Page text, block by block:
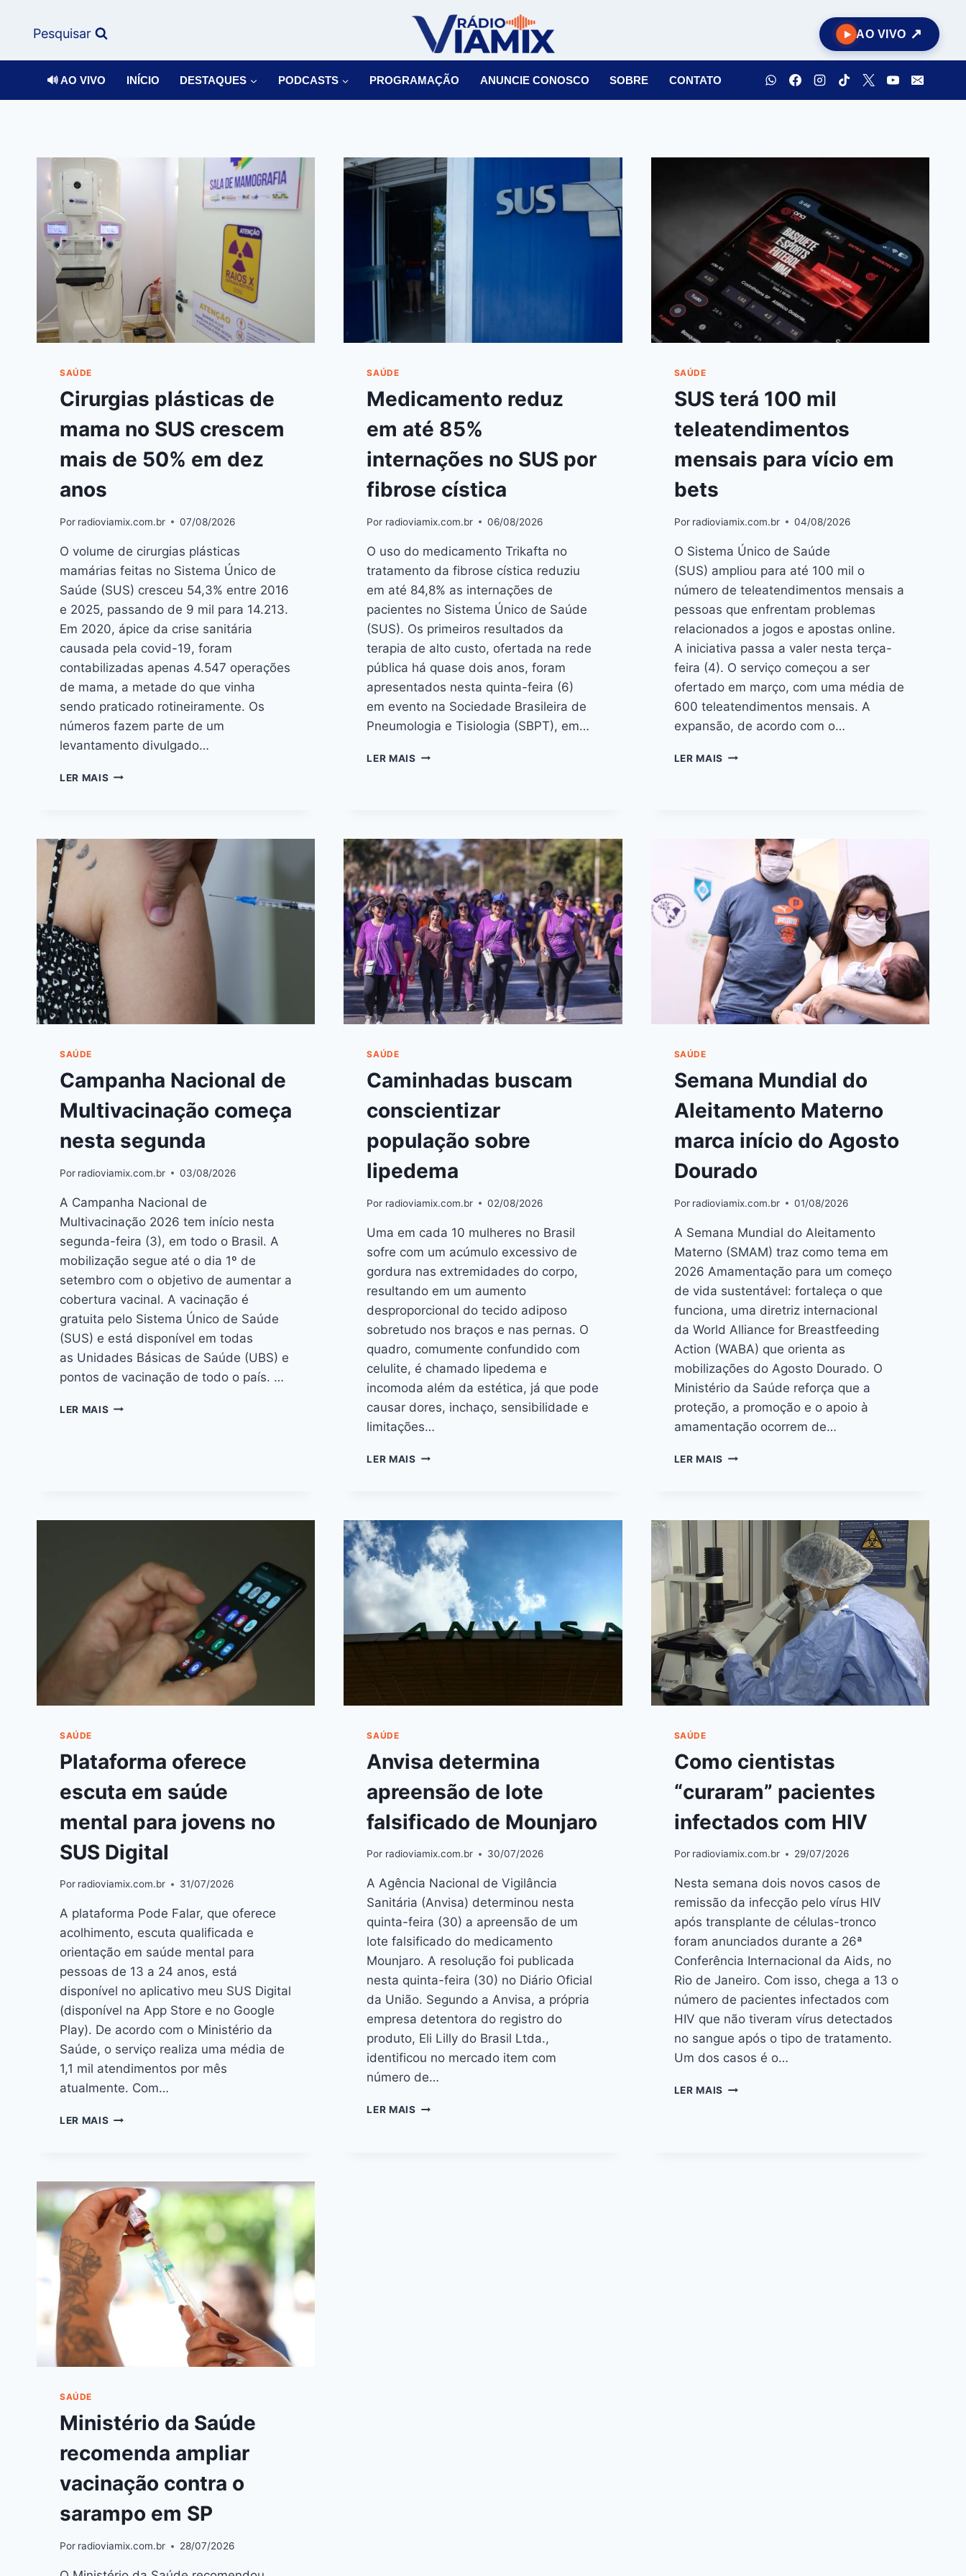
Pesquisar AO VIVO
🔊 AO VIVO INÍCIO DESTAQUES PODCASTS PROGRAMAÇÃO ANUNCIE CONOSCO SOBRE CONTATO
SAÚDE
Cirurgias plásticas de
mama no SUS crescem
mais de 50% em dez
anos
Por radioviamix.com.br 07/08/2026
O volume de cirurgias plásticas
mamárias feitas no Sistema Único de
Saúde (SUS) cresceu 54,3% entre 2016
e 2025, passando de 9 mil para 14.213.
Em 2020, ápice da crise sanitária
causada pela covid-19, foram
contabilizadas apenas 4.547 operações
de mama, a metade do que vinha
sendo praticado rotineiramente. Os
números fazem parte de um
levantamento divulgado…
LER MAIS
SAÚDE
Medicamento reduz
em até 85%
internações no SUS por
fibrose cística
Por radioviamix.com.br 06/08/2026
O uso do medicamento Trikafta no
tratamento da fibrose cística reduziu
em até 84,8% as internações de
pacientes no Sistema Único de Saúde
(SUS). Os primeiros resultados da
terapia de alto custo, ofertada na rede
pública há quase dois anos, foram
apresentados nesta quinta-feira (6)
em evento na Sociedade Brasileira de
Pneumologia e Tisiologia (SBPT), em…
LER MAIS
SAÚDE
SUS terá 100 mil
teleatendimentos
mensais para vício em
bets
Por radioviamix.com.br 04/08/2026
O Sistema Único de Saúde
(SUS) ampliou para até 100 mil o
número de teleatendimentos mensais a
pessoas que enfrentam problemas
relacionados a jogos e apostas online.
A iniciativa passa a valer nesta terça-
feira (4). O serviço começou a ser
ofertado em março, com uma média de
600 teleatendimentos mensais. A
expansão, de acordo com o…
LER MAIS
SAÚDE
Campanha Nacional de
Multivacinação começa
nesta segunda
Por radioviamix.com.br 03/08/2026
A Campanha Nacional de
Multivacinação 2026 tem início nesta
segunda-feira (3), em todo o Brasil. A
mobilização segue até o dia 1º de
setembro com o objetivo de aumentar a
cobertura vacinal. A vacinação é
gratuita pelo Sistema Único de Saúde
(SUS) e está disponível em todas
as Unidades Básicas de Saúde (UBS) e
pontos de vacinação de todo o país. …
LER MAIS
SAÚDE
Caminhadas buscam
conscientizar
população sobre
lipedema
Por radioviamix.com.br 02/08/2026
Uma em cada 10 mulheres no Brasil
sofre com um acúmulo excessivo de
gordura nas extremidades do corpo,
resultando em um aumento
desproporcional do tecido adiposo
sobretudo nos braços e nas pernas. O
quadro, comumente confundido com
celulite, é chamado lipedema e
incomoda além da estética, já que pode
causar dores, inchaço, sensibilidade e
limitações…
LER MAIS
SAÚDE
Semana Mundial do
Aleitamento Materno
marca início do Agosto
Dourado
Por radioviamix.com.br 01/08/2026
A Semana Mundial do Aleitamento
Materno (SMAM) traz como tema em
2026 Amamentação para um começo
de vida sustentável: fortaleça o que
funciona, uma diretriz internacional
da World Alliance for Breastfeeding
Action (WABA) que orienta as
mobilizações do Agosto Dourado. O
Ministério da Saúde reforça que a
proteção, a promoção e o apoio à
amamentação ocorrem de…
LER MAIS
SAÚDE
Plataforma oferece
escuta em saúde
mental para jovens no
SUS Digital
Por radioviamix.com.br 31/07/2026
A plataforma Pode Falar, que oferece
acolhimento, escuta qualificada e
orientação em saúde mental para
pessoas de 13 a 24 anos, está
disponível no aplicativo meu SUS Digital
(disponível na App Store e no Google
Play). De acordo com o Ministério da
Saúde, o serviço realiza uma média de
1,1 mil atendimentos por mês
atualmente. Com…
LER MAIS
SAÚDE
Anvisa determina
apreensão de lote
falsificado de Mounjaro
Por radioviamix.com.br 30/07/2026
A Agência Nacional de Vigilância
Sanitária (Anvisa) determinou nesta
quinta-feira (30) a apreensão de um
lote falsificado do medicamento
Mounjaro. A resolução foi publicada
nesta quinta-feira (30) no Diário Oficial
da União. Segundo a Anvisa, a própria
empresa detentora do registro do
produto, Eli Lilly do Brasil Ltda.,
identificou no mercado item com
número de…
LER MAIS
SAÚDE
Como cientistas
“curaram” pacientes
infectados com HIV
Por radioviamix.com.br 29/07/2026
Nesta semana dois novos casos de
remissão da infecção pelo vírus HIV
após transplante de células-tronco
foram anunciados durante a 26ª
Conferência Internacional da Aids, no
Rio de Janeiro. Com isso, chega a 13 o
número de pacientes infectados com
HIV que não tiveram vírus detectados
no sangue após o tipo de tratamento.
Um dos casos é o…
LER MAIS
SAÚDE
Ministério da Saúde
recomenda ampliar
vacinação contra o
sarampo em SP
Por radioviamix.com.br 28/07/2026